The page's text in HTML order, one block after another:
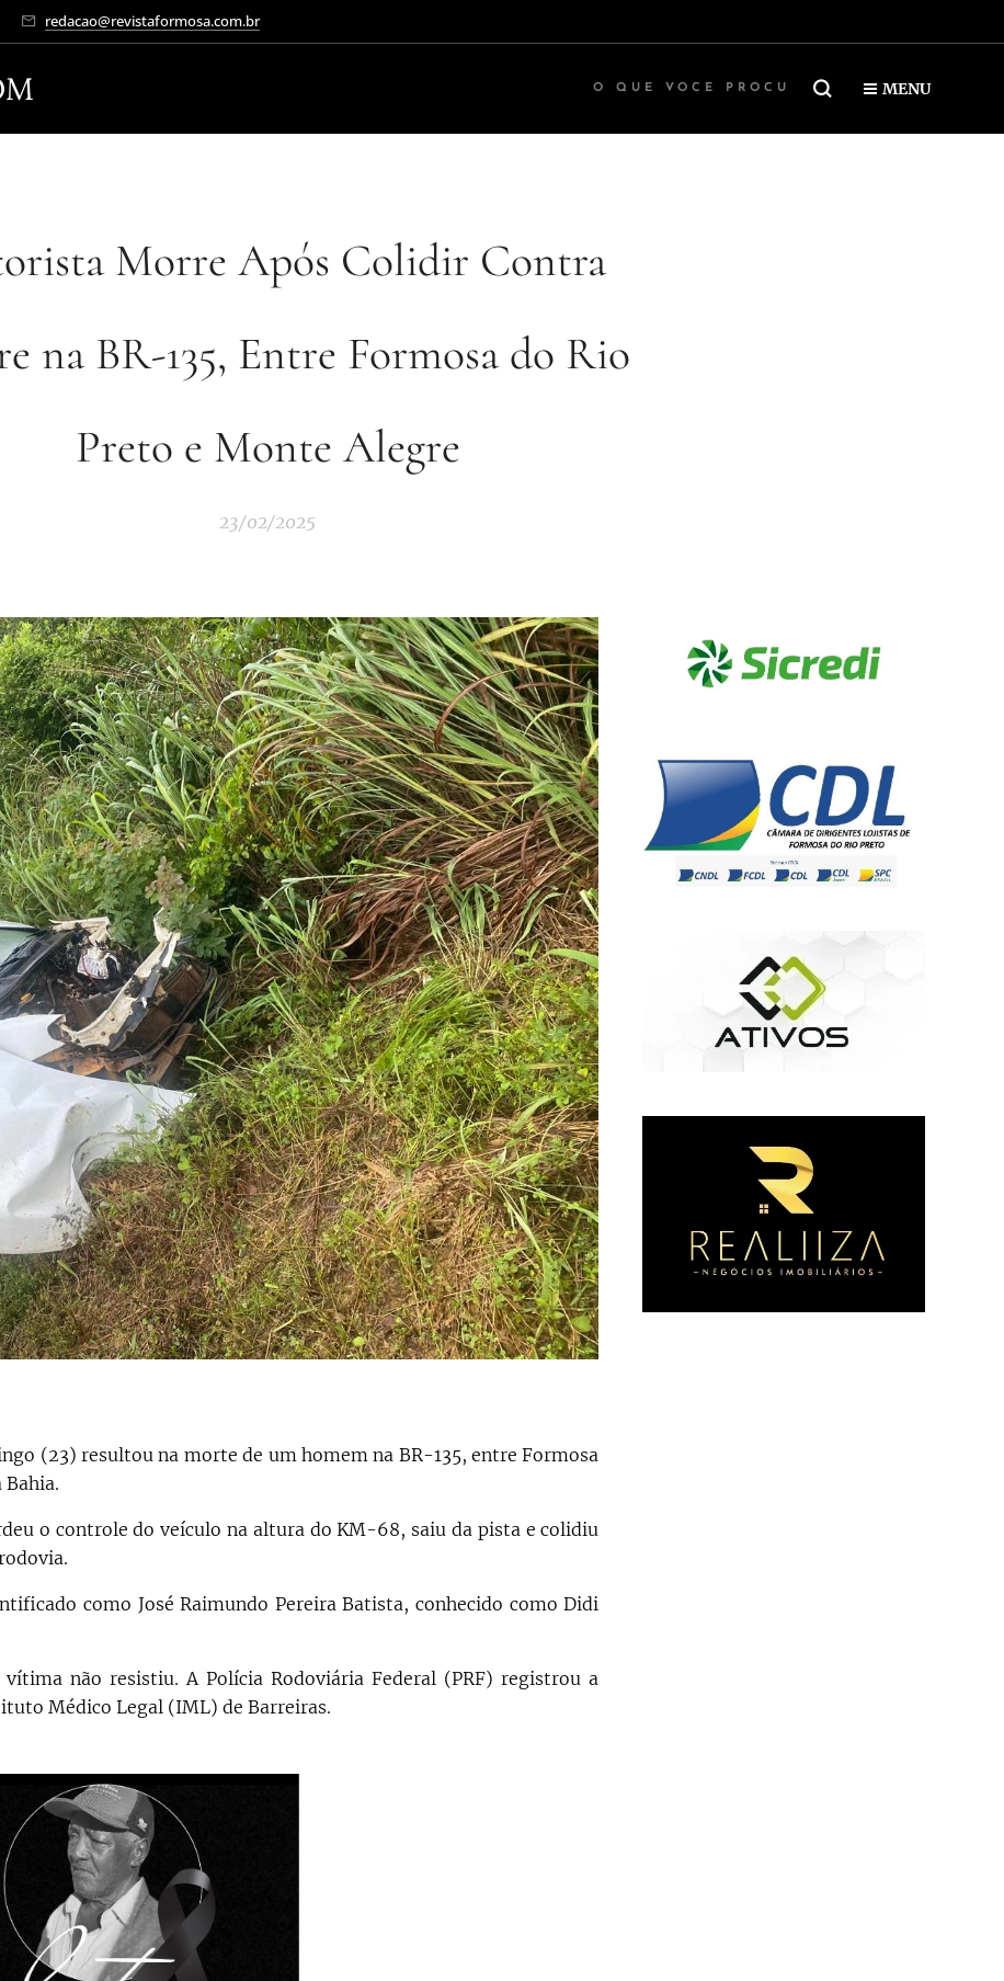
redacao@revistaformosa.com.br
MENU
Morre Após Colidir Contra
na BR-135, Entre Formosa do Rio
Preto e Monte Alegre
23/02/2025
(23) resultou na morte de um homem na BR-135, entre Formosa
o controle do veículo na altura do KM-68, saiu da pista e colidiu
como José Raimundo Pereira Batista, conhecido como Didi
não resistiu. A Polícia Rodoviária Federal (PRF) registrou a
Médico Legal (IML) de Barreiras.